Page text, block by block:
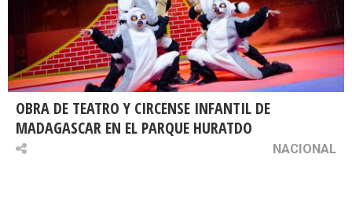
OBRA DE TEATRO Y CIRCENSE INFANTIL DE
MADAGASCAR EN EL PARQUE HURATDO
NACIONAL